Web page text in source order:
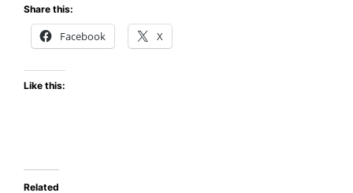
Share this:
Facebook X
Like this:
Related